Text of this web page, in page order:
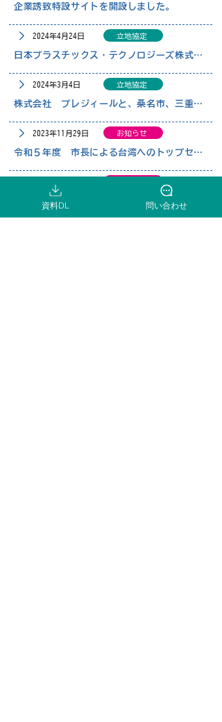
企業誘致特設サイトを開設しました。
2024年4月24日 立地協定
日本プラスチックス・テクノロジーズ株式会社と、桑名市、三重県とで企業立地協定を締結しました
2024年3月4日 立地協定
株式会社 プレジィールと、桑名市、三重県とで企業立地協定を締結しました
2023年11月29日 お知らせ
令和５年度 市長による台湾へのトップセールスを実施しました
ホテルルートイン桑名が開業しました
資料DL 問い合わせ